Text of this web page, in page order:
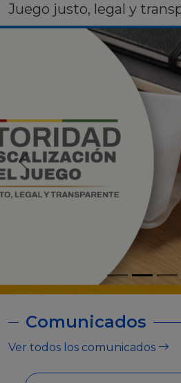
Juego justo, legal y
Comunicados
Ver todos los comunicados